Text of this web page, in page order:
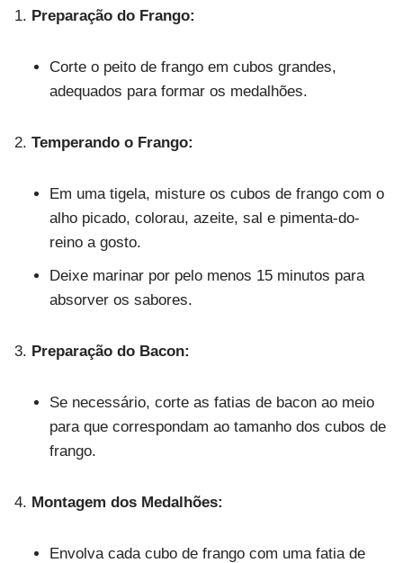
Preparação do Frango:
Corte o peito de frango em cubos grandes,
adequados para formar os medalhões.
Temperando o Frango:
Em uma tigela, misture os cubos de frango com o
alho picado, colorau, azeite, sal e pimenta-do-
reino a gosto.
Deixe marinar por pelo menos 15 minutos para
absorver os sabores.
Preparação do Bacon:
Se necessário, corte as fatias de bacon ao meio
para que correspondam ao tamanho dos cubos de
frango.
Montagem dos Medalhões:
Envolva cada cubo de frango com uma fatia de